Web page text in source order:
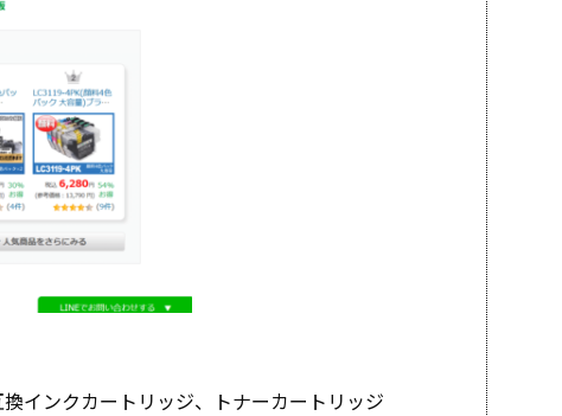
インクカートリッジ、
トナーカートリッジ